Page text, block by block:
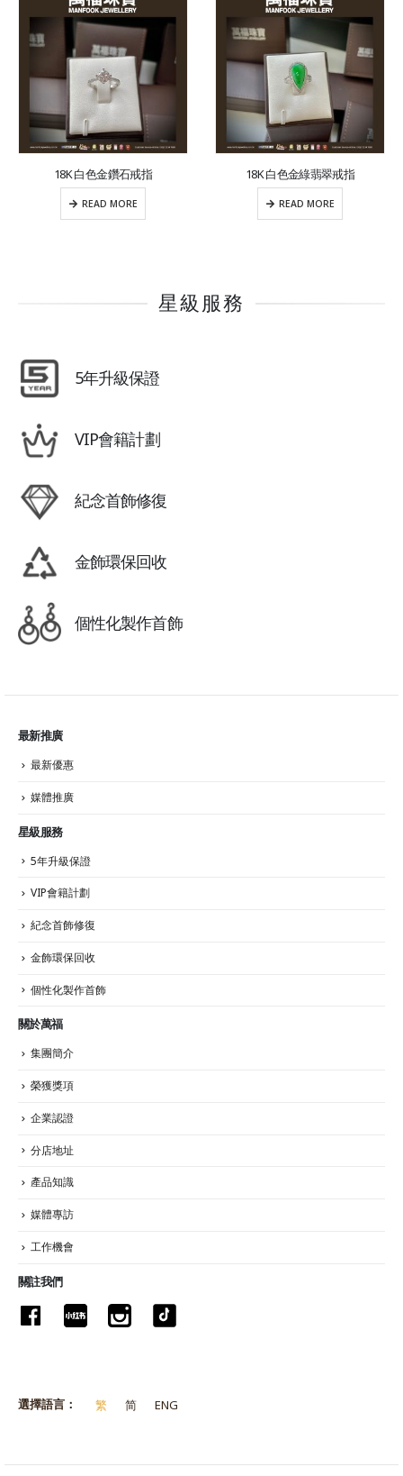
18K 白色金鑽石戒指
READ MORE
18K 白色金綠翡翠戒指
READ MORE
星級服務
5年升級保證
VIP會籍計劃
紀念首飾修復
金飾環保回收
個性化製作首飾
最新推廣
最新優惠
媒體推廣
星級服務
5年升級保證
VIP會籍計劃
紀念首飾修復
金飾環保回收
個性化製作首飾
關於萬福
集團簡介
榮獲獎項
企業認證
分店地址
產品知識
媒體專訪
工作機會
關註我們
選擇語言： 繁 简 ENG